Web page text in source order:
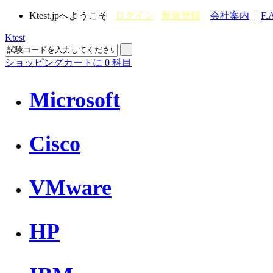
Ktest.jpへようこそ ログイン 新規登録 会社案内 |
Ktest
ショッピングカートに 0 科目
Microsoft
Cisco
VMware
HP